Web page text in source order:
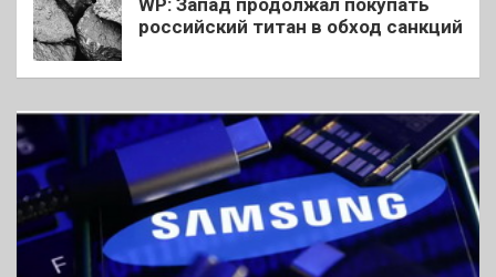
WP: Запад продолжал покупать
российский титан в обход санкций